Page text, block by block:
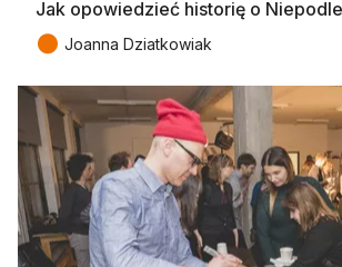
Jak opowiedzieć historię o
● Joanna Dziatkowiak